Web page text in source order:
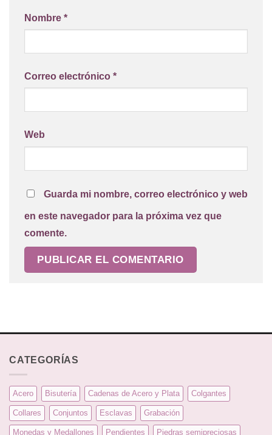
Nombre *
Correo electrónico *
Web
Guarda mi nombre, correo electrónico y web
en este navegador para la próxima vez que
comente.
CATEGORÍAS
Acero Bisutería Cadenas de Acero y Plata Colgantes
Collares Conjuntos Esclavas Grabación
Monedas y Medallones Pendientes Piedras semipreciosas